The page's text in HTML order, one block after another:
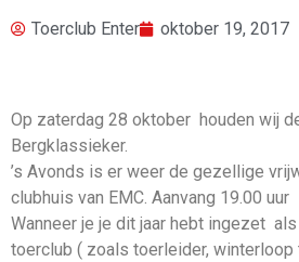
Toerclub Enter oktober 19, 2017
Op zaterdag 28 oktober houden wij
Bergklassieker.
’s Avonds is er weer de gezellige
clubhuis van EMC. Aanvang 19.00 uur
Wanneer je je dit jaar hebt ingezet
toerclub ( zoals toerleider, winterloop